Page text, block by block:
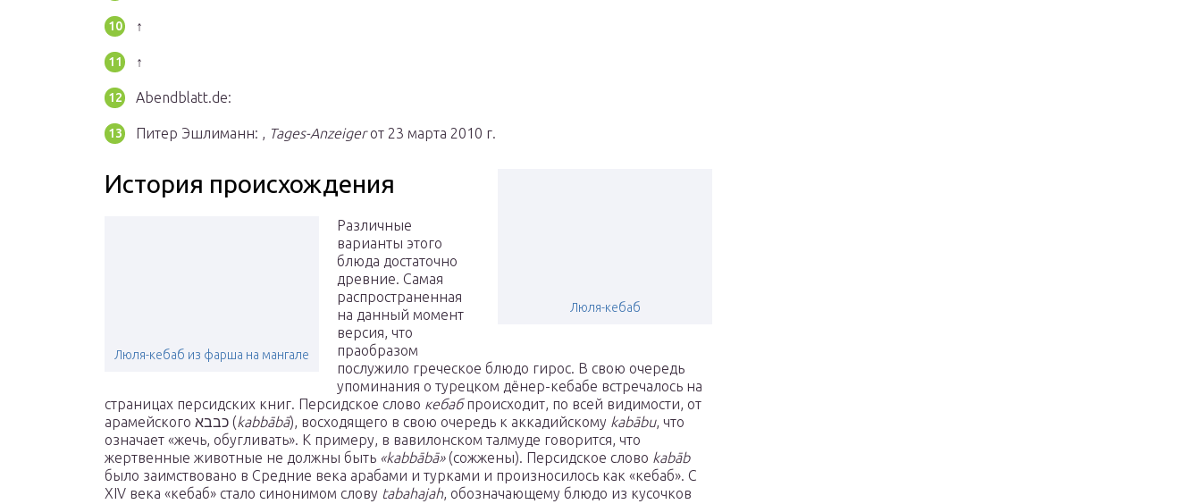
↑
↑
Abendblatt.de:
Питер Эшлиманн: , Tages-Anzeigerот 23 марта 2010 г.
Люля-кебаб
История происхождения
Люля-кебаб из фарша на мангале
Различные
варианты этого
блюда достаточно
древние. Самая
распространенная
на данный момент
версия, что
праобразом
послужило греческое блюдо гирос. В свою очередь
упоминания о турецком дёнер-кебабе встречалось на
страницах персидских книг. Персидское слово кебабпроисходит, по всей видимости, от
арамейского כבבא (kabbābā), восходящего в свою очередь к аккадийскому kabābu, что
означает «жечь, обугливать». К примеру, в вавилонском талмуде говорится, что
жертвенные животные не должны быть «kabbābā»(сожжены). Персидское слово kabāb
было заимствовано в Средние века арабами и турками и произносилось как «кебаб». С
XIV века «кебаб» стало синонимом слову tabahajah, обозначающему блюдо из кусочков